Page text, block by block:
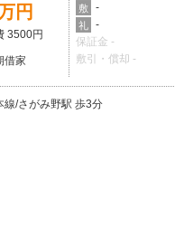
円
3500円
借家
敷 -
礼
-
保証金 -
敷引・償却 -
線/さがみ野駅 歩3分